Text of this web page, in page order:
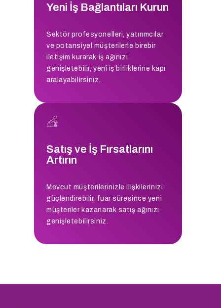
Yeni İş Bağlantıları Kurun
Sektör profesyonelleri, yatırımcılar
ve potansiyel müşterilerle birebir
iletişim kurarak iş ağınızı
genişletebilir, yeni iş birliklerine kapı
aralayabilirsiniz.
Satış ve İş Fırsatlarını
Artırın
Mevcut müşterilerinizle ilişkilerinizi
güçlendirebilir, fuar süresince yeni
müşteriler kazanarak satış ağınızı
genişletebilirsiniz.